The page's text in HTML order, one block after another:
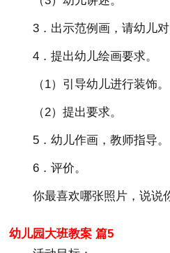
3．出示范例画，请幼儿
4．提出幼儿绘画要求。
（1）引导幼儿进行装饰。
（2）提出要求。
5．幼儿作画，教师指导。
6．评价。
你最喜欢哪张照片，说说
幼儿园大班教案 篇5